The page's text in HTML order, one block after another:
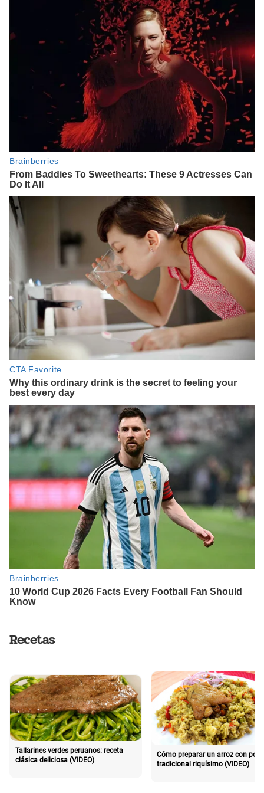
Recetas
Tallarines verdes peruanos: receta
clásica deliciosa (VIDEO)
Cómo preparar un arroz con pollo
tradicional riquísimo (VIDEO)